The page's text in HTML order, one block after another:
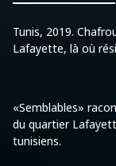
Tunis, 2019.
Lafayette, là où
«Semblables»
du quartier
tunisiens.